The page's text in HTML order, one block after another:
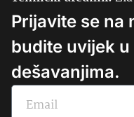
Prijavite se na
budite uvijek
dešavanjima.